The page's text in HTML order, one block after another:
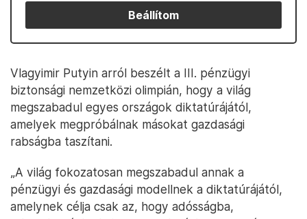
Beállítom
Vlagyimir Putyin arról beszélt a III. pénzügyi
biztonsági nemzetközi olimpián, hogy a világ
megszabadul egyes országok diktatúrájától,
amelyek megpróbálnak másokat gazdasági
rabságba taszítani.
„A világ fokozatosan megszabadul annak a
pénzügyi és gazdasági modellnek a diktatúrájától,
amelynek célja csak az, hogy adósságba,